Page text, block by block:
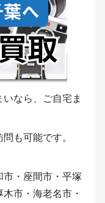
なら、ご自宅ま
も可能です。
・座間市・平塚
市・海老名市・